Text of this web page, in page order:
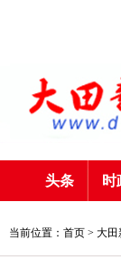
头条 时
当前位置：首页 > 大田